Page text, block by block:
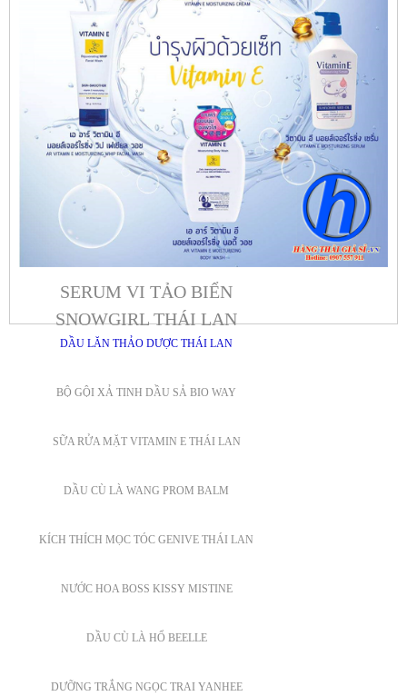
SERUM VI TẢO BIỂN
SNOWGIRL THÁI LAN
DẦU LĂN THẢO DƯỢC THÁI LAN
BỘ GỘI XẢ TINH DẦU SẢ BIO WAY
SỮA RỬA MẶT VITAMIN E THÁI LAN
DẦU CÙ LÀ WANG PROM BALM
KÍCH THÍCH MỌC TÓC GENIVE THÁI LAN
NƯỚC HOA BOSS KISSY MISTINE
DẦU CÙ LÀ HỔ BEELLE
DƯỠNG TRẮNG NGỌC TRAI YANHEE